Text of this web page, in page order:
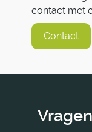
contact met
Contact